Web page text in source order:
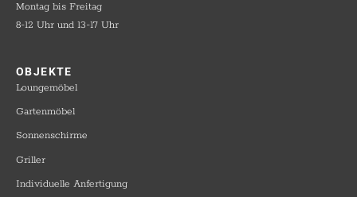
Montag bis Freitag
8-12 Uhr und 13-17 Uhr
OBJEKTE​
Loungemöbel
Gartenmöbel
Sonnenschirme
Griller
Individuelle Anfertigung